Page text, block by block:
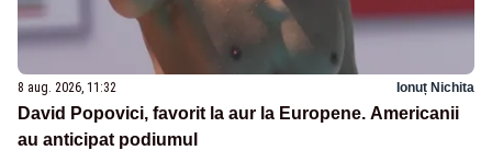
8 aug. 2026, 11:32 Ionuț Nichita
David Popovici, favorit la aur la Europene. Americanii
au anticipat podiumul